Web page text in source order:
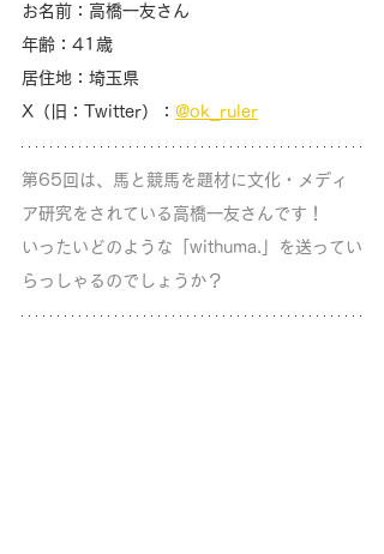
お名前：高橋一友さん
年齢：41歳
居住地：埼玉県
X（旧：Twitter）： @ok_ruler
第65回は、馬と競馬を題材に文化・メディ
ア研究をされている高橋一友さんです！
いったいどのような「withuma.」を送ってい
らっしゃるのでしょうか？